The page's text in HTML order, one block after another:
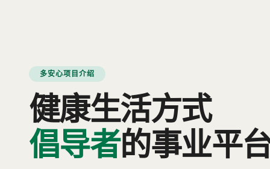
多安心项目介绍
健康生活方式
倡导者的事业平